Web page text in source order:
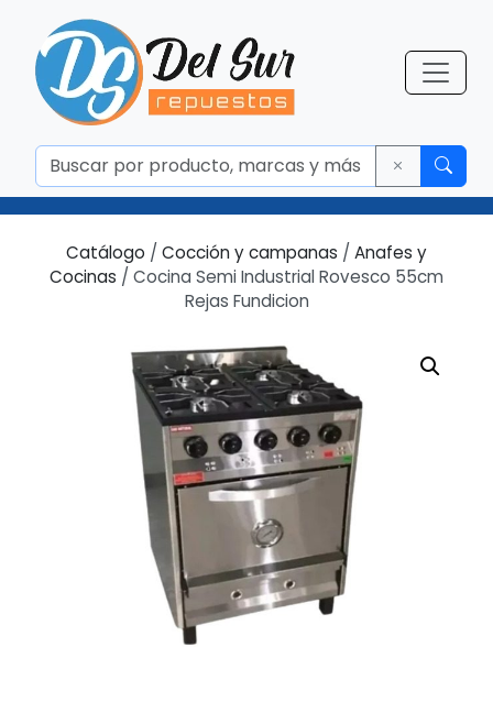
Catálogo / Cocción y campanas / Anafes y
Cocinas / Cocina Semi Industrial Rovesco 55cm
Rejas Fundicion